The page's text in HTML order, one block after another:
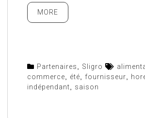
MORE
Partenaires, Sligro
commerce, été, fournisseur,
indépendant, saison